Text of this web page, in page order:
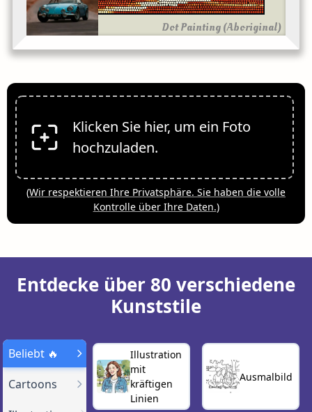
Dot Painting (Aboriginal)
Klicken Sie hier, um ein Foto
hochzuladen.
(Wir respektieren Ihre Privatsphäre. Sie haben die volle
Kontrolle über Ihre Daten.)
Entdecke über 80 verschiedene
Kunststile
Beliebt 🔥
Cartoons
Illustration
mit
kräftigen
Linien
Ausmalbild